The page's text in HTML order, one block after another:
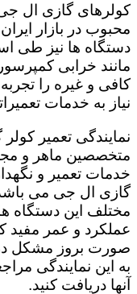
کولرهای گازی ال
محبوب در بازار
دستگاه ها نیز طی
مانند خرابی
کافی و غیره را
نیاز به خدمات
نمایندگی تعمیر
متخصصین ماهر و
خدمات تعمیر و
گازی ال جی می
مختلف این دستگاه ها
عملکرد و عمر مفید
صورت بروز مشکل در
به این نمایندگی
آنها دریافت کنید.